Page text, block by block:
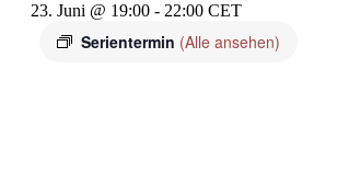
23. Juni @ 19:00 - 22:00 CET
Serientermin (Alle ansehen)